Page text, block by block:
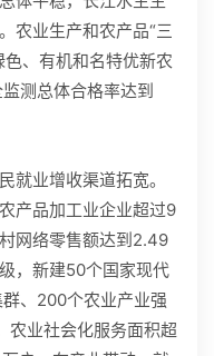
农业生产和农产品“三
、有机和名特优新农
测总体合格率达到
就业增收渠道拓宽。
产品加工业企业超过9
网络零售额达到2.49
，新建50个国家现代
、200个农业产业强
农业社会化服务面积超